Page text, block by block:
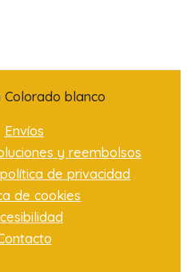
Envíos
y reembolsos
de privacidad
de cookies